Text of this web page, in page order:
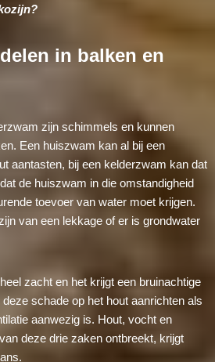
in balken en
zijn schimmels en kunnen
Een huiszwam kan al bij een
aantasten, bij een kelderzwam kan dat
de huiszwam in die omstandigheid
toevoer van water moet krijgen.
van een lekkage of er is grondwater
zacht en het krijgt een bruinachtige
schade op het hout aanrichten als
aanwezig is. Hout, vocht en
deze drie zaken ontbreekt, krijgt